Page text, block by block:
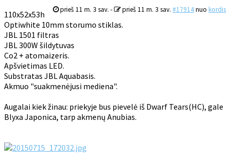
prieš 11 m. 3 sav. - prieš 11 m. 3 sav. #17914nuo kordis
110x52x53h
Optiwhite 10mm storumo stiklas.
JBL 1501 filtras
JBL 300W šildytuvas
Co2 + atomaizeris.
Apšvietimas LED.
Substratas JBL Aquabasis.
Akmuo "suakmenėjusi mediena".
Augalai kiek žinau: priekyje bus pievelė iš Dwarf Tears(HC), gale
Blyxa Japonica, tarp akmenų Anubias.